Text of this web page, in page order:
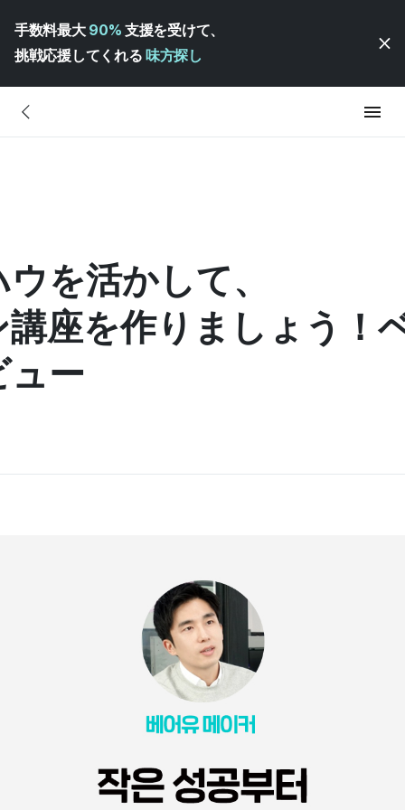
手数料最大 90% 支援を受けて、
挑戦応援してくれる 味方探し
を活かして、
座を作りましょう！
ュー